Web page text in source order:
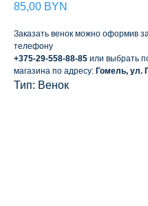
85,00 BYN
Заказать венок можно оформив
телефону
+375-29-558-88-85 или выбрать
магазина по адресу: Гомель, ул.
Тип: Венок